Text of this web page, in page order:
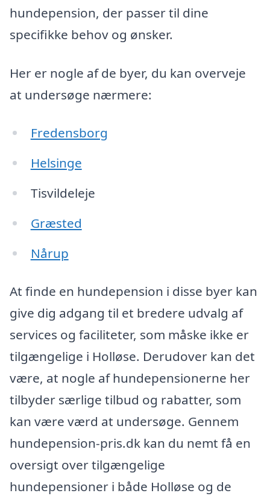
hundepension, der passer til dine
specifikke behov og ønsker.
Her er nogle af de byer, du kan overveje
at undersøge nærmere:
Fredensborg
Helsinge
Tisvildeleje
Græsted
Nårup
At finde en hundepension i disse byer kan
give dig adgang til et bredere udvalg af
services og faciliteter, som måske ikke er
tilgængelige i Holløse. Derudover kan det
være, at nogle af hundepensionerne her
tilbyder særlige tilbud og rabatter, som
kan være værd at undersøge. Gennem
hundepension-pris.dk kan du nemt få en
oversigt over tilgængelige
hundepensioner i både Holløse og de